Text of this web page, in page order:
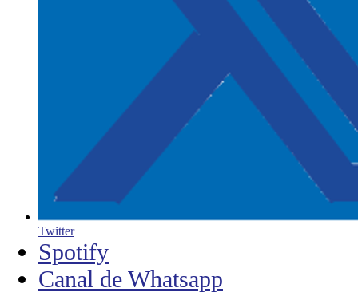
Twitter
Spotify
Canal de Whatsapp